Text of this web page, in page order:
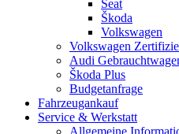
Seat
Škoda
Volkswagen
Volkswagen
Audi
Škoda Plus
Budgetanfrage
Fahrzeugankauf
Service & Werkstatt
Allgemeine